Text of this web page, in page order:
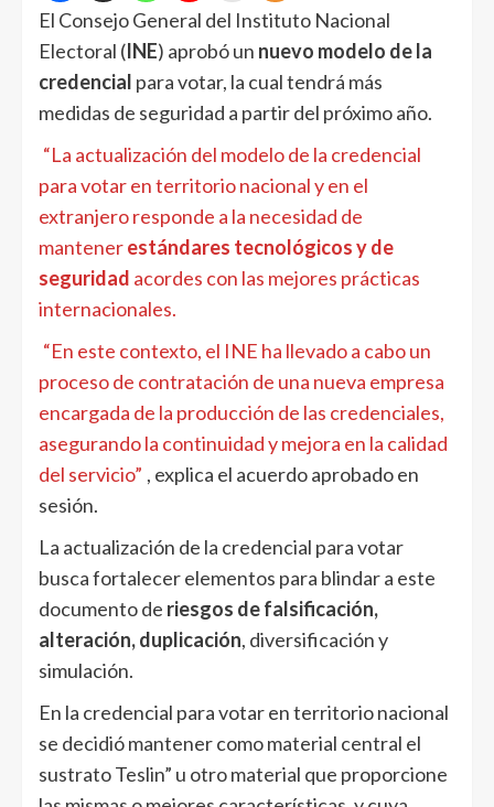
El Consejo General del Instituto Nacional
Electoral (INE) aprobó un nuevo modelo de la
credencial para votar, la cual tendrá más
medidas de seguridad a partir del próximo año.
“La actualización del modelo de la credencial
para votar en territorio nacional y en el
extranjero responde a la necesidad de
mantenerestándares tecnológicos y de
seguridad acordes con las mejores prácticas
internacionales.
“En este contexto, el INE ha llevado a cabo un
proceso de contratación de una nueva empresa
encargada de la producción de las credenciales,
asegurando la continuidad y mejora en la calidad
del servicio” , explica el acuerdo aprobado en
sesión.
La actualización de la credencial para votar
busca fortalecer elementos para blindar a este
documento de riesgos de falsificación,
alteración, duplicación, diversificación y
simulación.
En la credencial para votar en territorio nacional
se decidió mantener como material central el
sustrato Teslin” u otro material que proporcione